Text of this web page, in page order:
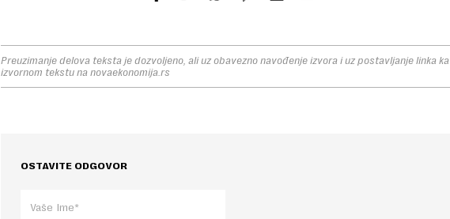
Preuzimanje delova teksta je dozvoljeno, ali uz obavezno navođenje izvora i uz postavljanje linka ka
izvornom tekstu na novaekonomija.rs
OSTAVITE ODGOVOR